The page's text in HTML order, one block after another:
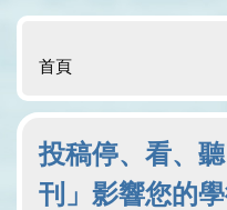
區
首頁
投稿停、看、
刊」影響您的